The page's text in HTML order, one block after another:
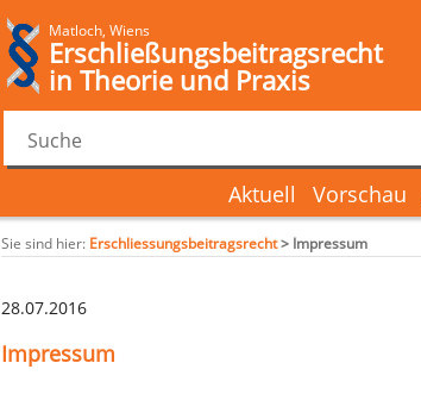
Matloch, Wiens
Erschließungsbeitragsrecht
in Theorie und Praxis
Vorschau
Aktuell
Sie sind hier: Erschliessungsbeitragsrecht> Impressum
28.07.2016
Impressum